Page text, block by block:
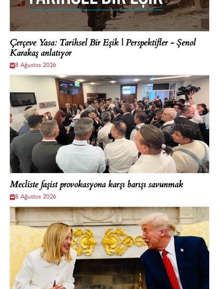
Çerçeve Yasa: Tarihsel Bir Eşik | Perspektifler - Şenol
Karakaş anlatıyor
8 Ağustos 2026
Mecliste faşist provokasyona karşı barışı savunmak
8 Ağustos 2026